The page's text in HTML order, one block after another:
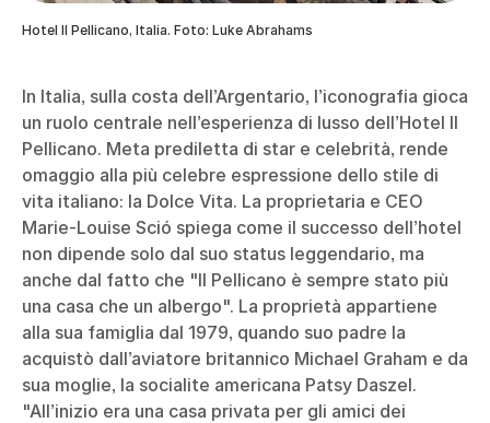
Hotel Il Pellicano, Italia. Foto: Luke Abrahams
In Italia, sulla costa dell’Argentario, l’iconografia gioca
un ruolo centrale nell’esperienza di lusso dell’Hotel Il
Pellicano. Meta prediletta di star e celebrità, rende
omaggio alla più celebre espressione dello stile di
vita italiano: la Dolce Vita. La proprietaria e CEO
Marie-Louise Sció spiega come il successo dell’hotel
non dipende solo dal suo status leggendario, ma
anche dal fatto che "Il Pellicano è sempre stato più
una casa che un albergo". La proprietà appartiene
alla sua famiglia dal 1979, quando suo padre la
acquistò dall’aviatore britannico Michael Graham e da
sua moglie, la socialite americana Patsy Daszel.
"All’inizio era una casa privata per gli amici dei